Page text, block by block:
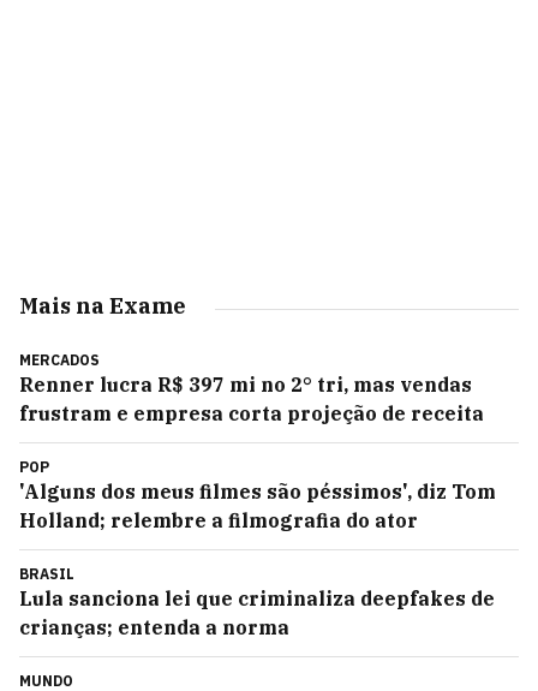
Mais na Exame
MERCADOS
Renner lucra R$ 397 mi no 2° tri, mas vendas
frustram e empresa corta projeção de receita
POP
'Alguns dos meus filmes são péssimos', diz Tom
Holland; relembre a filmografia do ator
BRASIL
Lula sanciona lei que criminaliza deepfakes de
crianças; entenda a norma
MUNDO